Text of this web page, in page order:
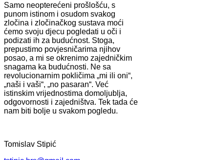
Samo neopterećeni prošlošću, s
punom istinom i osudom svakog
zločina i zločinačkog sustava moći
ćemo svoju djecu pogledati u oči i
podizati ih za budućnost. Stoga,
prepustimo povjesničarima njihov
posao, a mi se okrenimo zajedničkim
snagama ka budućnosti. Ne sa
revolucionarnim pokličima „mi ili oni“,
„naši i vaši“, „no pasaran“. Već
istinskim vrijednostima domoljublja,
odgovornosti i zajedništva. Tek tada će
nam biti bolje u svakom pogledu.
Tomislav Stipić